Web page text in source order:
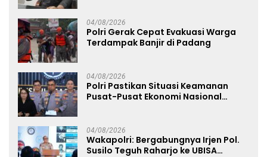
04/08/2026
Polri Gerak Cepat Evakuasi Warga
Terdampak Banjir di Padang
04/08/2026
Polri Pastikan Situasi Keamanan
Pusat-Pusat Ekonomi Nasional
04/08/2026
Wakapolri: Bergabungnya Irjen Pol.
Susilo Teguh Raharjo ke UBISA